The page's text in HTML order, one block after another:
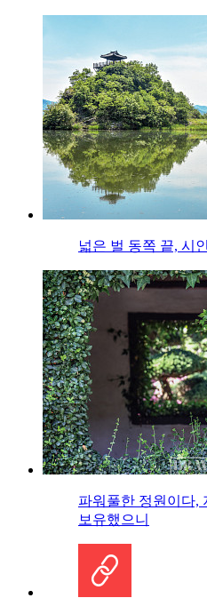
넓은 벌 동쪽 끝, 시
파워풀한 정원이다,
보유했으니